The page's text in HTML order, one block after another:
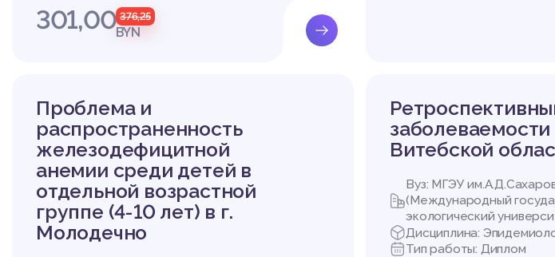
301,00 376,25
BYN
Проблема и
распространенность
железодефицитной
анемии среди детей в
отдельной возрастной
группе (4-10 лет) в г.
Молодечно
заболеваемости
Витебской
Вуз: МГЭУ
(Международный
экологический
Дисциплина:
Тип работы: Диплом